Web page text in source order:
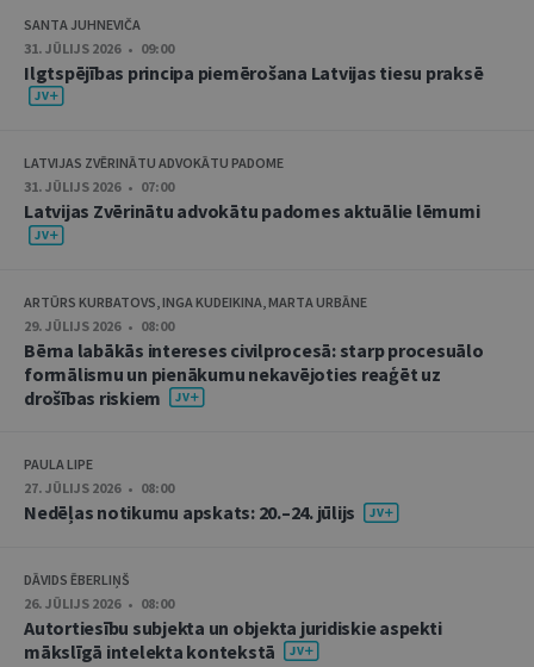
SANTA JUHNEVIČA
31. JŪLIJS 2026 • 09:00
Ilgtspējības principa piemērošana Latvijas tiesu praksē
LATVIJAS ZVĒRINĀTU ADVOKĀTU PADOME
31. JŪLIJS 2026 • 07:00
Latvijas Zvērinātu advokātu padomes aktuālie lēmumi
ARTŪRS KURBATOVS, INGA KUDEIKINA, MARTA URBĀNE
29. JŪLIJS 2026 • 08:00
Bērna labākās intereses civilprocesā: starp procesuālo
formālismu un pienākumu nekavējoties reaģēt uz
drošības riskiem
PAULA LIPE
27. JŪLIJS 2026 • 08:00
Nedēļas notikumu apskats: 20.–24. jūlijs
DĀVIDS ĒBERLIŅŠ
26. JŪLIJS 2026 • 08:00
Autortiesību subjekta un objekta juridiskie aspekti
mākslīgā intelekta kontekstā